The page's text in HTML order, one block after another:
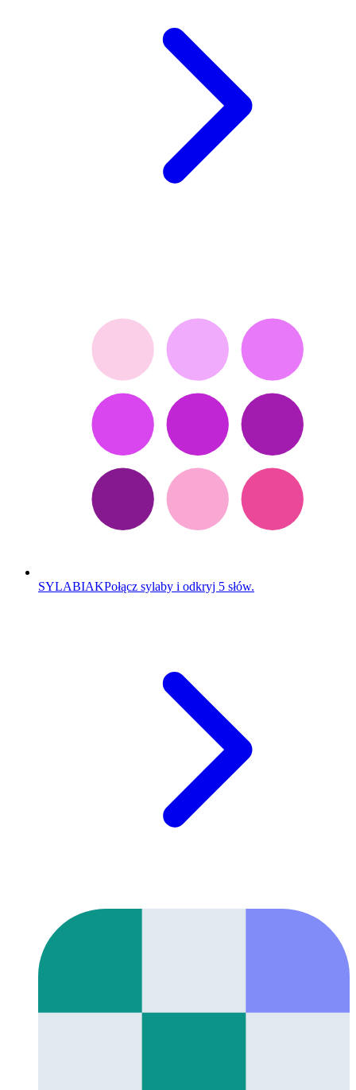
SYLABIAKPołącz sylaby i odkryj 5 słów.